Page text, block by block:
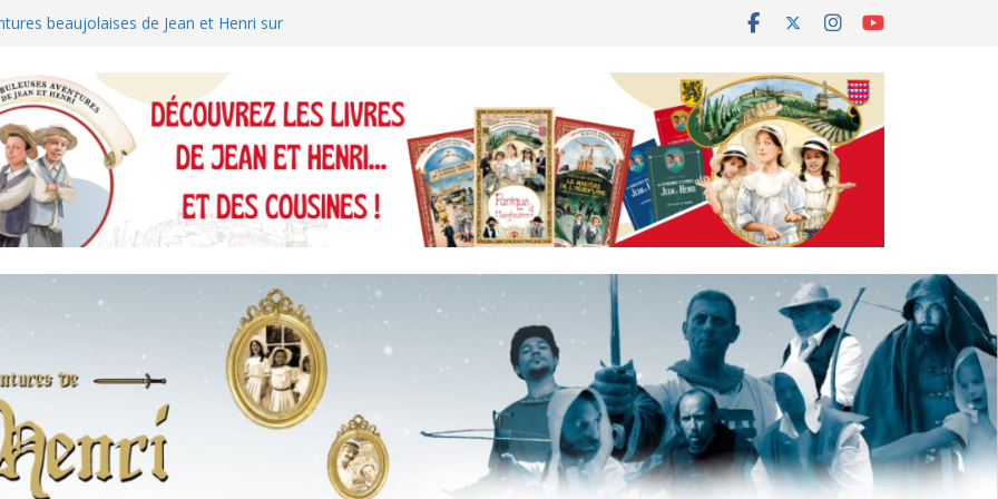
beaujolaises de Jean et Henri sur
nous suit du château de Kaamelott
Cats !
de Jean et Henri sur Brionnais-TV
DE NOËL EN BEAUJOLAIS !